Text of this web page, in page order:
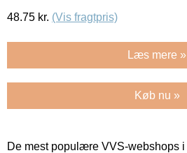
48.75 kr. (Vis fragtpris)
Læs mere »
Køb nu »
De mest populære VVS-webshops